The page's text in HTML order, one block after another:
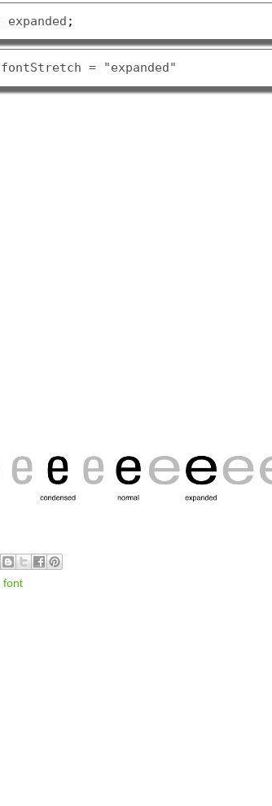
expanded ;
font